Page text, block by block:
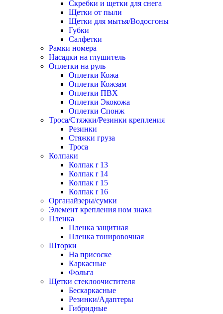
Скребки и щетки для снега
Щетки от пыли
Щетки для мытья/Водосгоны
Губки
Салфетки
Рамки номера
Насадки на глушитель
Оплетки на руль
Оплетки Кожа
Оплетки Кожзам
Оплетки ПВХ
Оплетки Экокожа
Оплетки Спонж
Троса/Стяжки/Резинки крепления
Резинки
Стяжки груза
Троса
Колпаки
Колпак r 13
Колпак r 14
Колпак r 15
Колпак r 16
Органайзеры/сумки
Элемент крепления ном знака
Пленка
Пленка защитная
Пленка тонировочная
Шторки
На присоске
Каркасные
Фольга
Щетки стеклоочистителя
Бескаркасные
Резинки/Адаптеры
Гибридные